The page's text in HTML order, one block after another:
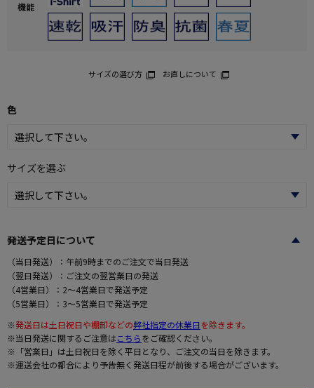
機能
サイズの選び方 お直しについて
色
サイズを選ぶ
発送予定日について
（当日発送）：午前9時までのご注文で当日発送
（翌日発送）：ご注文の翌営業日の発送
（4営業日）：2～4営業日で発送予定
（5営業日）：3～5営業日で発送予定
※発送日は土日祝日や棚卸などの弊社指定の休業日を除きます。
※当日発送に関するご注意はこちらをご確認ください。
※「営業日」は土日祝日を除く平日となり、ご注文の当日を除きます。
※運送会社の都合により予告無く発送日程が前後する場合がございます。